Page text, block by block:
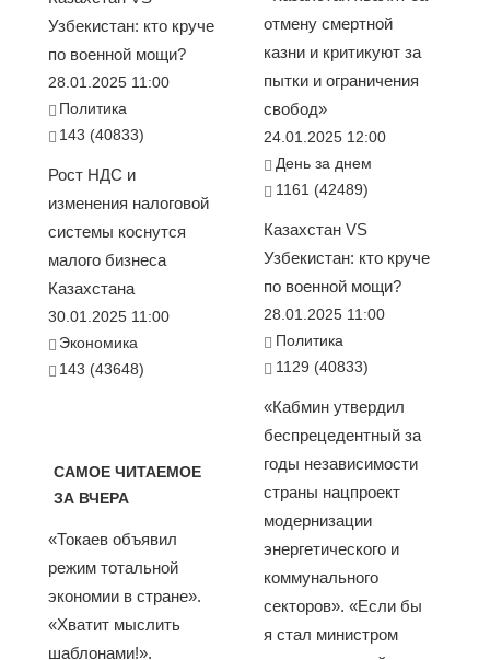
Узбекистан: кто круче
по военной мощи?
28.01.2025 11:00
Политика
143 (40833)
Рост НДС и
изменения налоговой
системы коснутся
малого бизнеса
Казахстана
30.01.2025 11:00
Экономика
143 (43648)
САМОЕ ЧИТАЕМОЕ
ЗА ВЧЕРА
«Токаев объявил
режим тотальной
экономии в стране».
«Хватит мыслить
шаблонами!».
отмену смертной
казни и критикуют за
пытки и ограничения
свобод»
24.01.2025 12:00
День за днем
1161 (42489)
Казахстан VS
Узбекистан: кто круче
по военной мощи?
28.01.2025 11:00
Политика
1129 (40833)
«Кабмин утвердил
беспрецедентный за
годы независимости
страны нацпроект
модернизации
энергетического и
коммунального
секторов». «Если бы
я стал министром